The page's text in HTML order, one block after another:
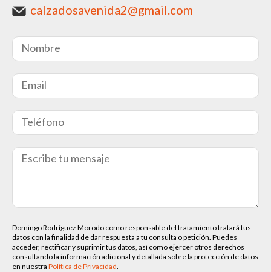
calzadosavenida2@gmail.com
Domingo Rodríguez Morodo como responsable del tratamiento tratará tus
datos con la finalidad de dar respuesta a tu consulta o petición. Puedes
acceder, rectificar y suprimir tus datos, así como ejercer otros derechos
consultando la información adicional y detallada sobre la protección de datos
en nuestra Política de Privacidad